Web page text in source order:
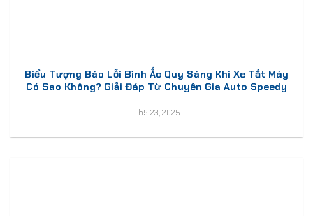
Biểu Tượng Báo Lỗi Bình Ắc Quy Sáng Khi Xe Tắt Máy
Có Sao Không? Giải Đáp Từ Chuyên Gia Auto Speedy
Th9 23, 2025